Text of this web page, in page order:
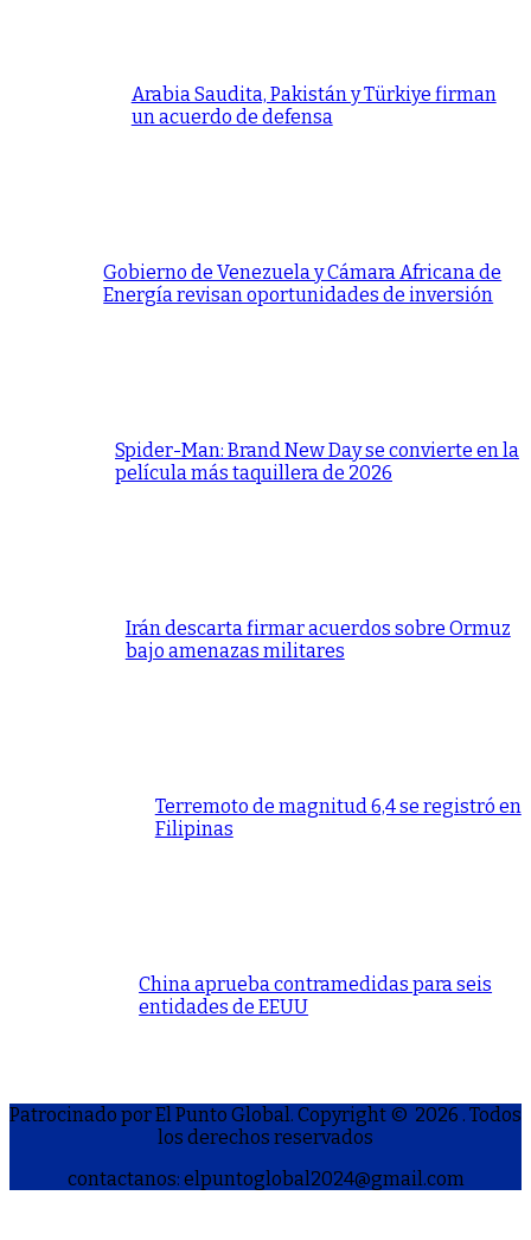
Arabia Saudita, Pakistán y Türkiye firman
un acuerdo de defensa
Gobierno de Venezuela y Cámara Africana de
Energía revisan oportunidades de inversión
Spider-Man: Brand New Day se convierte en la
película más taquillera de 2026
Irán descarta firmar acuerdos sobre Ormuz
bajo amenazas militares
Terremoto de magnitud 6,4 se registró en
Filipinas
China aprueba contramedidas para seis
entidades de EEUU
Patrocinado por El Punto Global. Copyright © 2026 . Todos
los derechos reservados
contactanos: elpuntoglobal2024@gmail.com